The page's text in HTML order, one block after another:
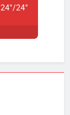
24°/24°